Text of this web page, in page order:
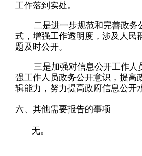
工作落到实处。
二是进一步规范和完善政务
式，增强工作透明度，涉及人民
题及时公开。
三是加强对信息公开工作人
强工作人员政务公开意识，提高
辑能力，努力提高政府信息公开
六、其他需要报告的事项
无。